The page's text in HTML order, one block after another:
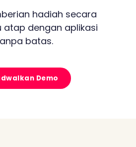
hadiah secara
atap dengan aplikasi
batas.
Demo